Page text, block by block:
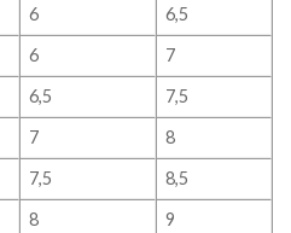
6
6,5
6
7
6,5
7,5
7
8
7,5
8,5
8
9